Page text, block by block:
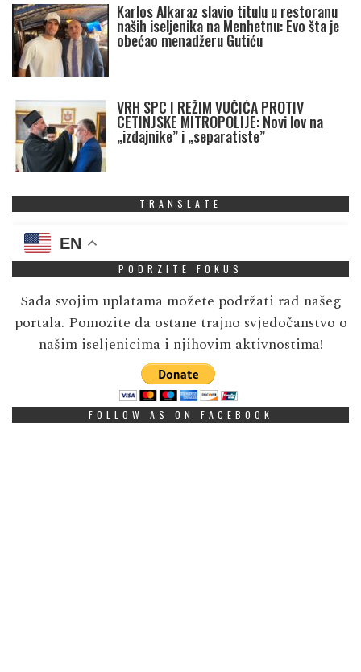
Karlos Alkaraz slavio titulu u restoranu
naših iseljenika na Menhetnu: Evo šta je
obećao menadžeru Gutiću
VRH SPC I REŽIM VUČIĆA PROTIV
CETINJSKE MITROPOLIJE: Novi lov na
„izdajnike” i „separatiste”
TRANSLATE
EN
PODRZITE FOKUS
Sada svojim uplatama možete podržati rad našeg
portala. Pomozite da ostane trajno svjedočanstvo o
našim iseljenicima i njihovim aktivnostima!
FOLLOW AS ON FACEBOOK